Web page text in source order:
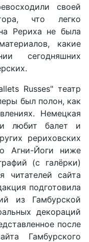
своей
что легко
Рериха не была
какие
сегодняшних
Russes" театр
был полон, как
Немецкая
любит балет и
рериховских
Агни-Йоги ниже
(с галёрки)
читателей сайта
подготовила
из Гамбурской
декораций
после
Гамбурского